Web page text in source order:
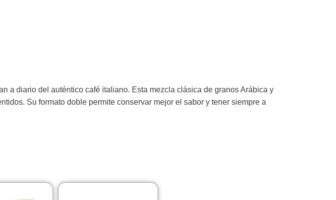
a diario del auténtico café italiano. Esta mezcla clásica de granos Arábica y
Su formato doble permite conservar mejor el sabor y tener siempre a